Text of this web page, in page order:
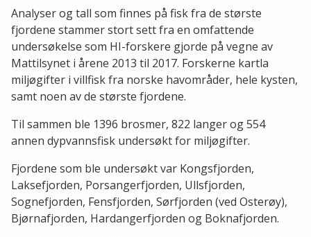
Analyser og tall som finnes på fisk fra de største
fjordene stammer stort sett fra en omfattende
undersøkelse som HI-forskere gjorde på vegne av
Mattilsynet i årene 2013 til 2017. Forskerne kartla
miljøgifter i villfisk fra norske havområder, hele kysten,
samt noen av de største fjordene.
Til sammen ble 1396 brosmer, 822 langer og 554
annen dypvannsfisk undersøkt for miljøgifter.
Fjordene som ble undersøkt var Kongsfjorden,
Laksefjorden, Porsangerfjorden, Ullsfjorden,
Sognefjorden, Fensfjorden, Sørfjorden (ved Osterøy),
Bjørnafjorden, Hardangerfjorden og Boknafjorden.